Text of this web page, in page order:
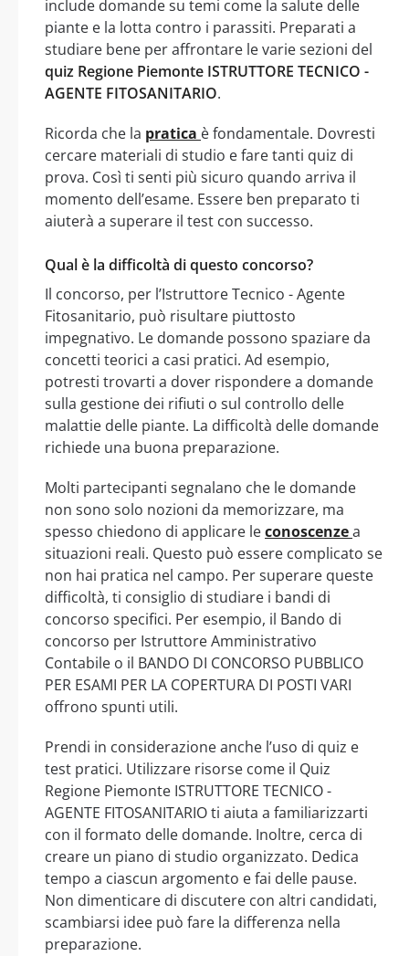
include domande su temi come la salute delle
piante e la lotta contro i parassiti. Preparati a
studiare bene per affrontare le varie sezioni del
quiz Regione Piemonte ISTRUTTORE TECNICO -
AGENTE FITOSANITARIO.
Ricorda che la pratica è fondamentale. Dovresti
cercare materiali di studio e fare tanti quiz di
prova. Così ti senti più sicuro quando arriva il
momento dell’esame. Essere ben preparato ti
aiuterà a superare il test con successo.
Qual è la difficoltà di questo concorso?
Il concorso, per l’Istruttore Tecnico - Agente
Fitosanitario, può risultare piuttosto
impegnativo. Le domande possono spaziare da
concetti teorici a casi pratici. Ad esempio,
potresti trovarti a dover rispondere a domande
sulla gestione dei rifiuti o sul controllo delle
malattie delle piante. La difficoltà delle domande
richiede una buona preparazione.
Molti partecipanti segnalano che le domande
non sono solo nozioni da memorizzare, ma
spesso chiedono di applicare leconoscenzea
situazioni reali. Questo può essere complicato se
non hai pratica nel campo. Per superare queste
difficoltà, ti consiglio di studiare i bandi di
concorso specifici. Per esempio, il Bando di
concorso per Istruttore Amministrativo
Contabile o il BANDO DI CONCORSO PUBBLICO
PER ESAMI PER LA COPERTURA DI POSTI VARI
offrono spunti utili.
Prendi in considerazione anche l’uso di quiz e
test pratici. Utilizzare risorse come il Quiz
Regione Piemonte ISTRUTTORE TECNICO -
AGENTE FITOSANITARIO ti aiuta a familiarizzarti
con il formato delle domande. Inoltre, cerca di
creare un piano di studio organizzato. Dedica
tempo a ciascun argomento e fai delle pause.
Non dimenticare di discutere con altri candidati,
scambiarsi idee può fare la differenza nella
preparazione.